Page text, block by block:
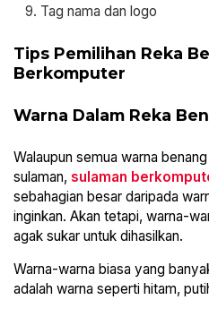
Tag nama dan logo
Tips Pemilihan Reka
Berkomputer
Warna Dalam Reka
Walaupun semua warna
sulaman, sulaman
sebahagian besar daripada
inginkan. Akan tetapi, warna-
agak sukar untuk dihasilkan.
Warna-warna biasa yang
adalah warna seperti hitam,